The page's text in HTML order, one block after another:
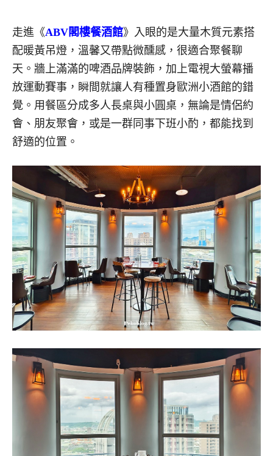
走進《ABV閣樓餐酒館》入眼的是大量木質元素搭
配暖黃吊燈，溫馨又帶點微醺感，很適合聚餐聊
天。牆上滿滿的啤酒品牌裝飾，加上電視大螢幕播
放運動賽事，瞬間就讓人有種置身歐洲小酒館的錯
覺。用餐區分成多人長桌與小圓桌，無論是情侶約
會、朋友聚會，或是一群同事下班小酌，都能找到
舒適的位置。